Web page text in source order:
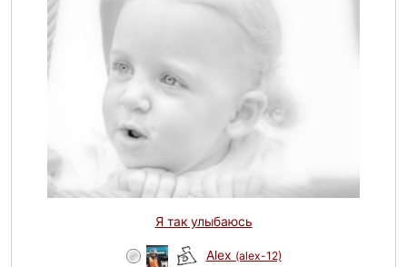
Я так улыбаюсь
Alex (alex-12)